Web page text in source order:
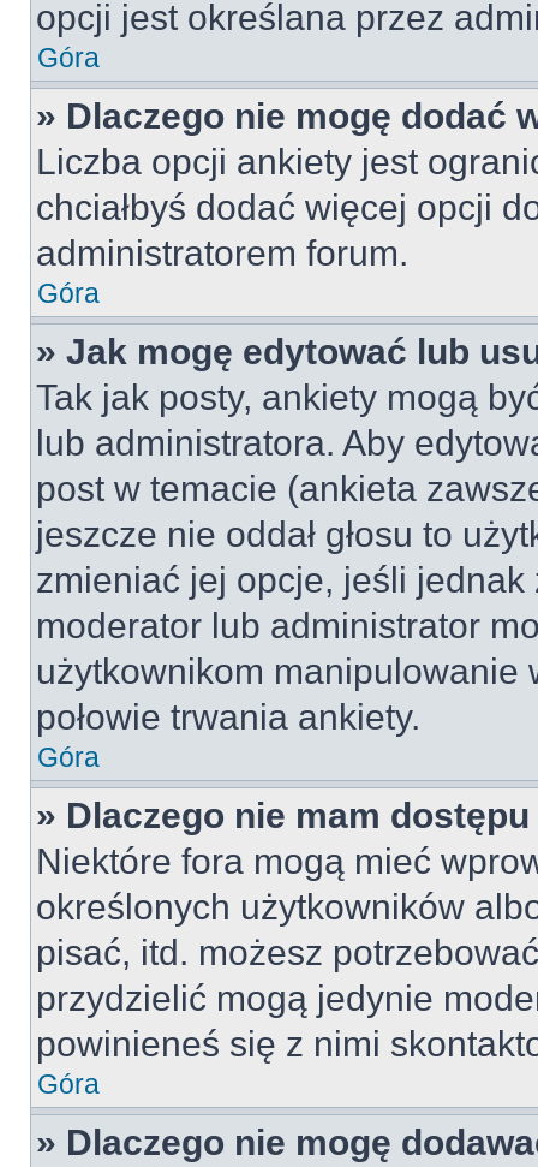
opcji jest określana przez
Góra
» Dlaczego nie mogę dodać
Liczba opcji ankiety jest
chciałbyś dodać więcej opcji
administratorem forum.
Góra
» Jak mogę edytować lub
Tak jak posty, ankiety mogą
lub administratora. Aby
post w temacie (ankieta
jeszcze nie oddał głosu to
zmieniać jej opcje, jeśli jednak
moderator lub administrator
użytkownikom manipulowanie
połowie trwania ankiety.
Góra
» Dlaczego nie mam
Niektóre fora mogą mieć
określonych użytkowników
pisać, itd. możesz
przydzielić mogą jedynie
powinieneś się z nimi
Góra
» Dlaczego nie mogę